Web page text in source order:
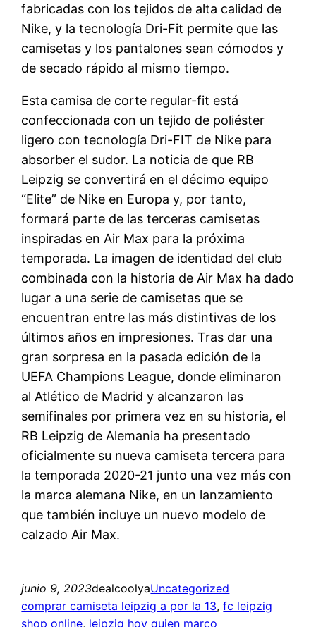
fabricadas con los tejidos de alta calidad de
Nike, y la tecnología Dri-Fit permite que las
camisetas y los pantalones sean cómodos y
de secado rápido al mismo tiempo.
Esta camisa de corte regular-fit está
confeccionada con un tejido de poliéster
ligero con tecnología Dri-FIT de Nike para
absorber el sudor. La noticia de que RB
Leipzig se convertirá en el décimo equipo
“Elite” de Nike en Europa y, por tanto,
formará parte de las terceras camisetas
inspiradas en Air Max para la próxima
temporada. La imagen de identidad del club
combinada con la historia de Air Max ha dado
lugar a una serie de camisetas que se
encuentran entre las más distintivas de los
últimos años en impresiones. Tras dar una
gran sorpresa en la pasada edición de la
UEFA Champions League, donde eliminaron
al Atlético de Madrid y alcanzaron las
semifinales por primera vez en su historia, el
RB Leipzig de Alemania ha presentado
oficialmente su nueva camiseta tercera para
la temporada 2020-21 junto una vez más con
la marca alemana Nike, en un lanzamiento
que también incluye un nuevo modelo de
calzado Air Max.
junio 9, 2023dealcoolyaUncategorized
comprar camiseta leipzig a por la 13, fc leipzig
shop online, leipzig hoy quien marco